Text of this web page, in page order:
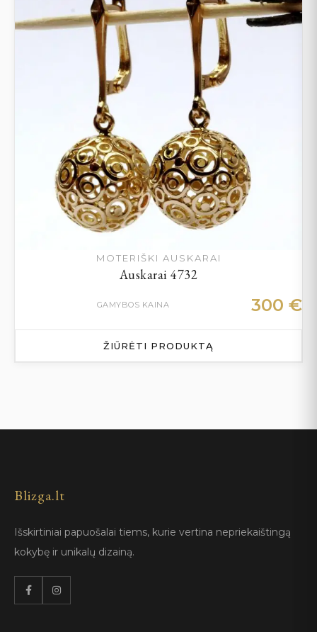
MOTERIŠKI AUSKARAI
Auskarai 4732
GAMYBOS KAINA 300 €
ŽIŪRĖTI PRODUKTĄ
Blizga.lt
Išskirtiniai papuošalai tiems, kurie vertina nepriekaištingą
kokybę ir unikalų dizainą.